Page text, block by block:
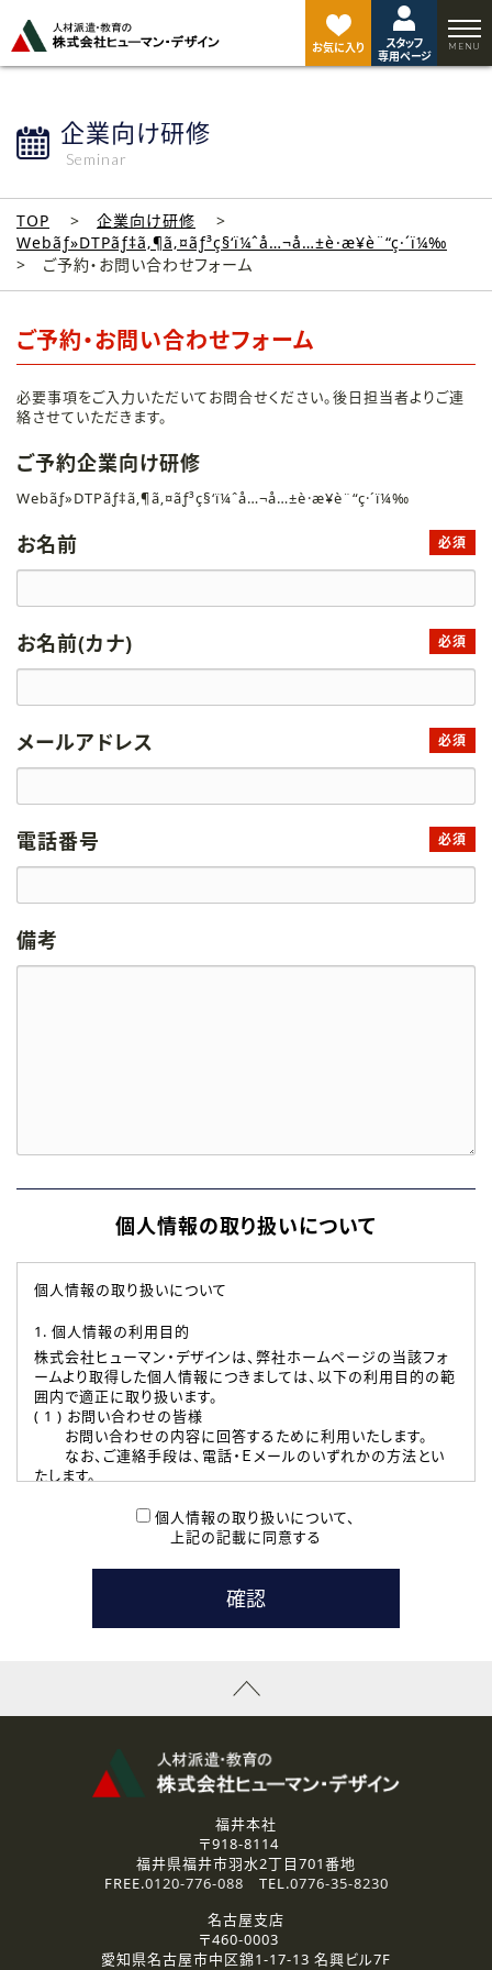
お気に入り
スタッフ
専用ページ
企業向け研修
Seminar
TOP
企業向け研修
Webãƒ»DTPãƒ‡ã‚¶ã‚¤ãƒ³ç§‘ï¼ˆå…¬å…±è·æ¥­è¨“ç·´ï¼‰
ご予約・お問い合わせフォーム
ご予約・お問い合わせフォーム
必要事項をご入力いただいてお問合せください。後日担当者よりご連
絡させていただきます。
ご予約企業向け研修
Webãƒ»DTPãƒ‡ã‚¶ã‚¤ãƒ³ç§‘ï¼ˆå…¬å…±è·æ¥­è¨“ç·´ï¼‰
お名前 必須
お名前(カナ) 必須
メールアドレス 必須
電話番号 必須
備考
個人情報の取り扱いについて
個人情報の取り扱いについて
1. 個人情報の利用目的
株式会社ヒューマン・デザインは、弊社ホームページの当該フォ
ームより取得した個人情報につきましては、以下の利用目的の範
囲内で適正に取り扱います。
( 1 ) お問い合わせの皆様
お問い合わせの内容に回答するために利用いたします。
なお、ご連絡手段は、電話・Ｅメールのいずれかの方法とい
たします。
本登録に関するご連絡および本登録時の参考情報として利
たします。
( 3 ) スタッフ派遣を検討されている企業の皆様
お問い合わせの内容に回答するために利用いたします。
なお、ご連絡手段は、電話・Ｅメールのいずれかの方法とい
資料送付、受講相談に関するご連絡のために利用いたしま
その他、お問い合わせの内容に回答するために利用いたし
なお、ご連絡手段は、電話・Ｅメールのいずれかの方法とい
2.個人情報の第三者提供
ご提供いただいた個人情報は、法令等の規定に従う場合を除き、
3.個人情報の取り扱いの委託
弊社の定める個人情報保護の評価基準を満たした委託先に、個
個人情報の取り扱いについて、
上記の記載に同意する
ジ
ト
福井本社
〒918-8114
福井県福井市羽水2丁目701番地
FREE.0120-776-088 TEL.0776-35-8230
名古屋支店
〒460-0003
愛知県名古屋市中区錦1-17-13 名興ビル7F